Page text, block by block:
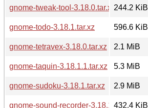
gnome-tweak-tool-3.18.0.tar.xz244.2 KiB
gnome-todo-3.18.1.tar.xz
596.6 KiB
gnome-tetravex-3.18.0.tar.xz
2.1 MiB
gnome-taquin-3.18.1.1.tar.xz
5.3 MiB
gnome-sudoku-3.18.1.tar.xz
2.9 MiB
gnome-sound-recorder-3.18.1.tar.xz
432.4 KiB